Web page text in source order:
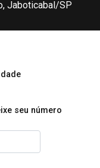
Jaboticabal/SP
seu número